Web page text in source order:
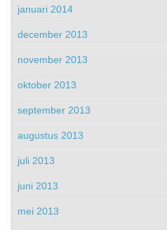
januari 2014
december 2013
november 2013
oktober 2013
september 2013
augustus 2013
juli 2013
juni 2013
mei 2013